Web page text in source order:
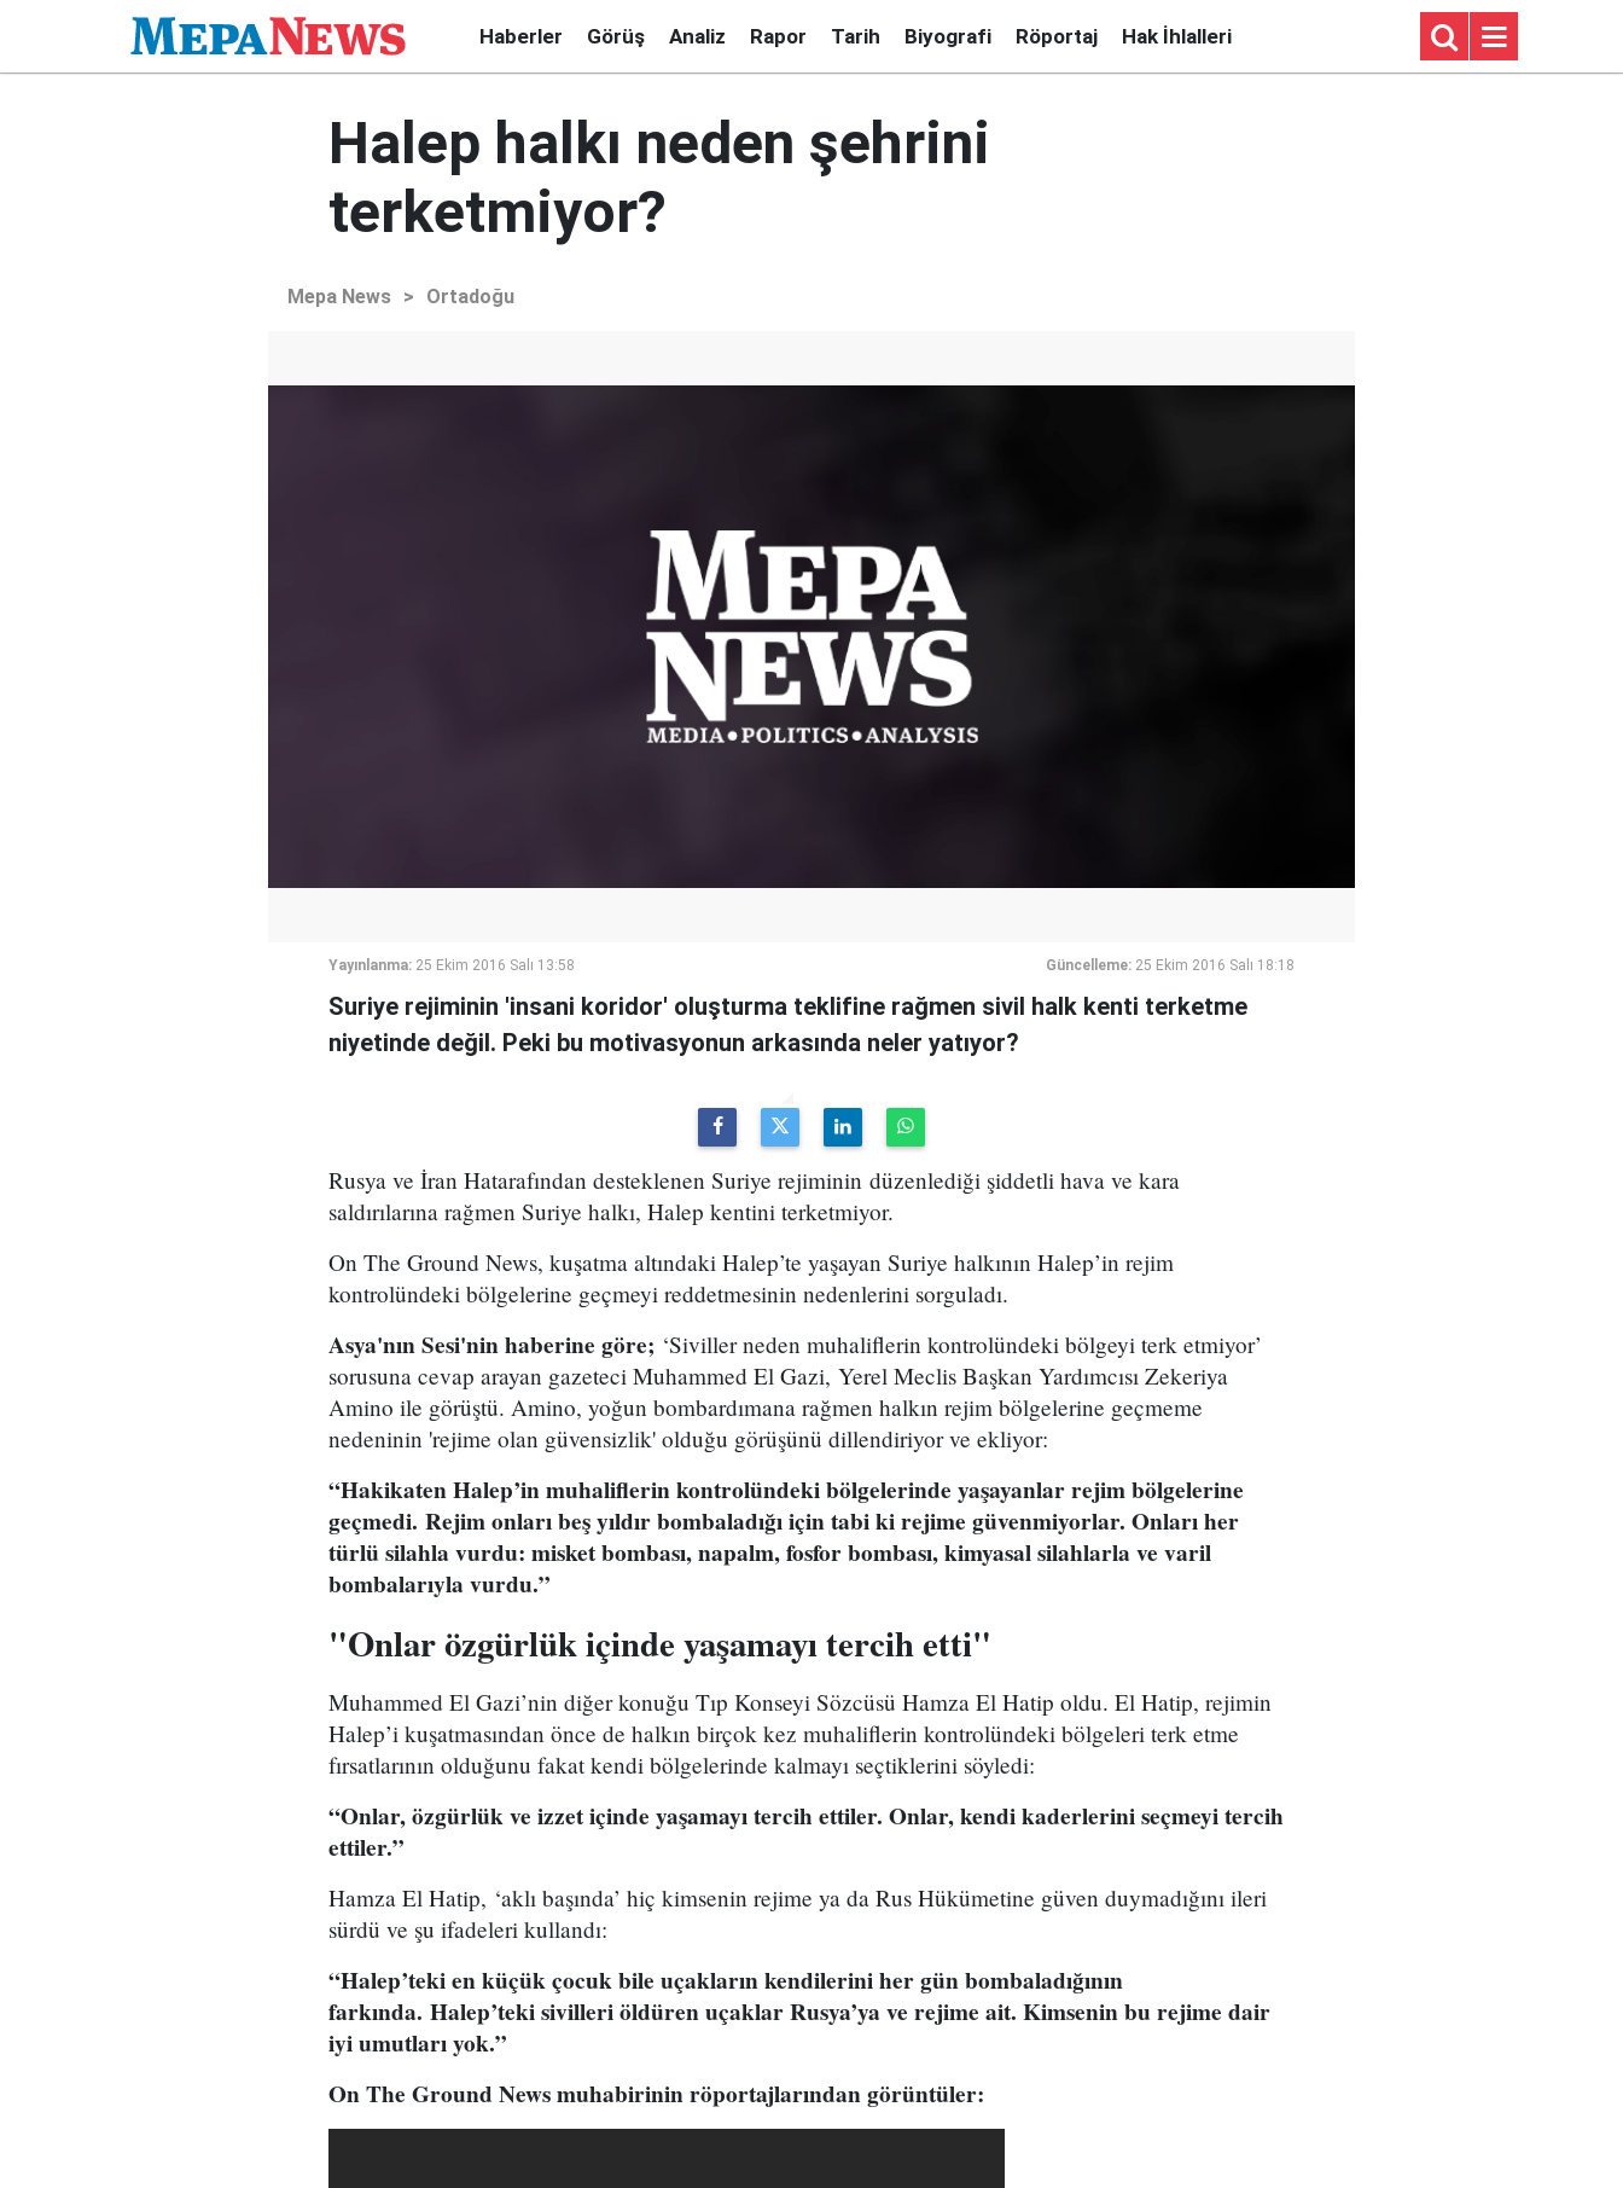
Haberler Görüş Analiz Rapor Tarih Biyografi Röportaj Hak İhlalleri
Halep halkı neden şehrini
terketmiyor?
Mepa News > Ortadoğu
Yayınlanma: 25 Ekim 2016 Salı 13:58 Güncelleme: 25 Ekim 2016 Salı 18:18
Suriye rejiminin 'insani koridor' oluşturma teklifine rağmen sivil halk kenti terketme
niyetinde değil. Peki bu motivasyonun arkasında neler yatıyor?
Rusya ve İran Hatarafından desteklenen Suriye rejiminin düzenlediği şiddetli hava ve kara
saldırılarına rağmen Suriye halkı, Halep kentini terketmiyor.
On The Ground News, kuşatma altındaki Halep’te yaşayan Suriye halkının Halep’in rejim
kontrolündeki bölgelerine geçmeyi reddetmesinin nedenlerini sorguladı.
Asya'nın Sesi'nin haberine göre; ‘Siviller neden muhaliflerin kontrolündeki bölgeyi terk etmiyor’
sorusuna cevap arayan gazeteci Muhammed El Gazi, Yerel Meclis Başkan Yardımcısı Zekeriya
Amino ile görüştü. Amino, yoğun bombardımana rağmen halkın rejim bölgelerine geçmeme
nedeninin 'rejime olan güvensizlik' olduğu görüşünü dillendiriyor ve ekliyor:
“Hakikaten Halep’in muhaliflerin kontrolündeki bölgelerinde yaşayanlar rejim bölgelerine
geçmedi. Rejim onları beş yıldır bombaladığı için tabi ki rejime güvenmiyorlar. Onları her
türlü silahla vurdu: misket bombası, napalm, fosfor bombası, kimyasal silahlarla ve varil
bombalarıyla vurdu.”
"Onlar özgürlük içinde yaşamayı tercih etti"
Muhammed El Gazi’nin diğer konuğu Tıp Konseyi Sözcüsü Hamza El Hatip oldu. El Hatip, rejimin
Halep’i kuşatmasından önce de halkın birçok kez muhaliflerin kontrolündeki bölgeleri terk etme
fırsatlarının olduğunu fakat kendi bölgelerinde kalmayı seçtiklerini söyledi:
“Onlar, özgürlük ve izzet içinde yaşamayı tercih ettiler. Onlar, kendi kaderlerini seçmeyi tercih
ettiler.”
Hamza El Hatip, ‘aklı başında’ hiç kimsenin rejime ya da Rus Hükümetine güven duymadığını ileri
sürdü ve şu ifadeleri kullandı:
“Halep’teki en küçük çocuk bile uçakların kendilerini her gün bombaladığının
farkında. Halep’teki sivilleri öldüren uçaklar Rusya’ya ve rejime ait. Kimsenin bu rejime dair
iyi umutları yok.”
On The Ground News muhabirinin röportajlarından görüntüler: